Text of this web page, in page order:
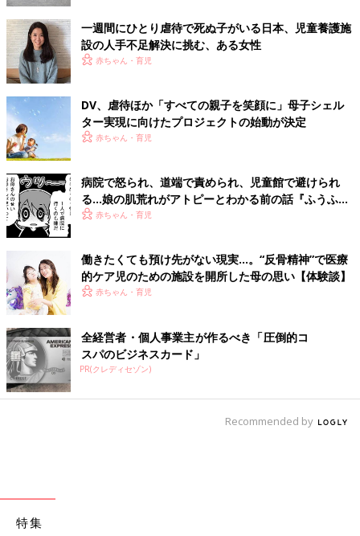
一週間にひとり虐待で死ぬ子がいる日本、児童養護施
設の人手不足解決に挑む、ある女性
赤ちゃん・育児
DV、虐待ほか「すべての親子を笑顔に」母子シェル
ター実現に向けたプロジェクトの始動が決定
赤ちゃん・育児
病院で怒られ、道端で責められ、児童館で避けられ
る…娘の肌荒れがアトピーとわかる前の話『ふうふう
子育て ＃45』
赤ちゃん・育児
働きたくても預け先がない現実…。“反骨精神”で医療
的ケア児のための施設を開所した母の思い【体験談】
赤ちゃん・育児
全経営者・個人事業主が作るべき「圧倒的コ
スパのビジネスカード」
PR(クレディセゾン)
Recommended by
特集